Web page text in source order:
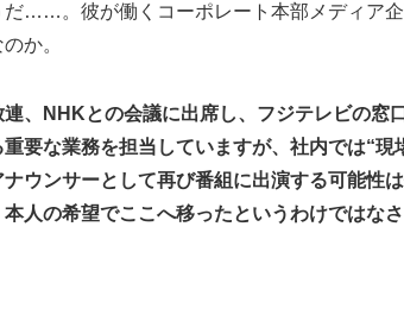
だ……。彼が働くコーポレート本部メディア
か。
連、NHKとの会議に出席し、フジテレビの窓
要な業務を担当していますが、社内では“現
ナウンサーとして再び番組に出演する可能性
人の希望でここへ移ったというわけではなさ